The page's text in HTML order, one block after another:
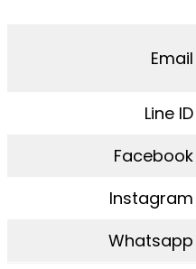
Email
Line ID
Facebook
Instagram
Whatsapp